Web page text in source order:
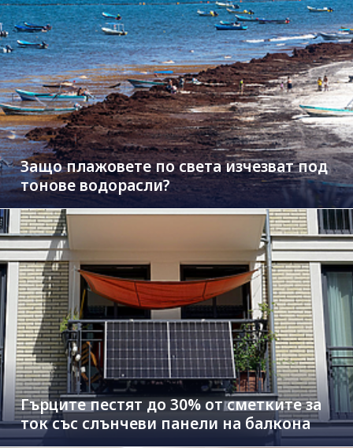
Защо плажовете по света изчезват под
тонове водорасли?
Гърците пестят до 30% от сметките за
ток със слънчеви панели на балкона